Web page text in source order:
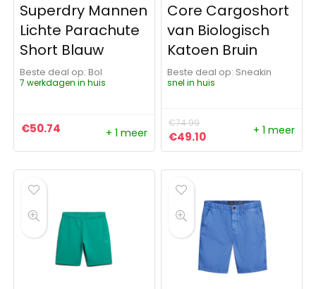
Superdry Mannen
Lichte Parachute
Short Blauw
Beste deal op:
Bol
7 werkdagen in huis
€50.74 + 1 meer
Core Cargoshort
van Biologisch
Katoen Bruin
Beste deal op:
Sneakin
snel in huis
€74.99
Oorspronkelijke prijs
€49.10Huidige prijs is:
+ 1 meer